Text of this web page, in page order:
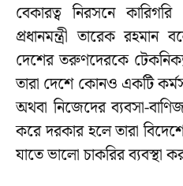
বেকারত্ব নিরসনে
প্রধানমন্ত্রী তারেক
দেশের তরুণদেরকে
তারা দেশে কোনও একটি
অথবা নিজেদের ব্যবসা-
করে দরকার হলে তারা
যাতে ভালো চাকরির ব্যবস্থা